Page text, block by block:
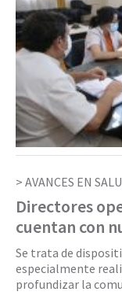
AVANCES EN
Directores
cuentan con
Se trata de
especialmente
profundizar la